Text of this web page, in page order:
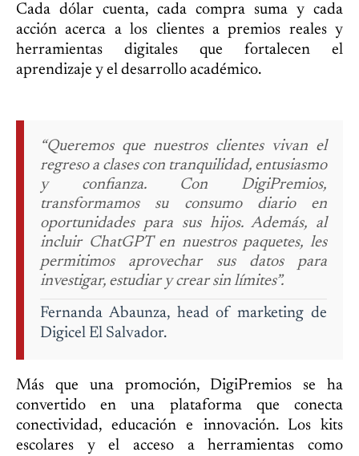
Cada dólar cuenta, cada compra suma y cada
acción acerca a los clientes a premios reales y
herramientas digitales que fortalecen el
aprendizaje y el desarrollo académico.
“Queremos que nuestros clientes vivan el
regreso a clases con tranquilidad, entusiasmo
y confianza. Con DigiPremios,
transformamos su consumo diario en
oportunidades para sus hijos. Además, al
incluir ChatGPT en nuestros paquetes, les
permitimos aprovechar sus datos para
investigar, estudiar y crear sin límites”.
Fernanda Abaunza, head of marketing de
Digicel El Salvador.
Más que una promoción, DigiPremios se ha
convertido en una plataforma que conecta
conectividad, educación e innovación. Los kits
escolares y el acceso a herramientas como